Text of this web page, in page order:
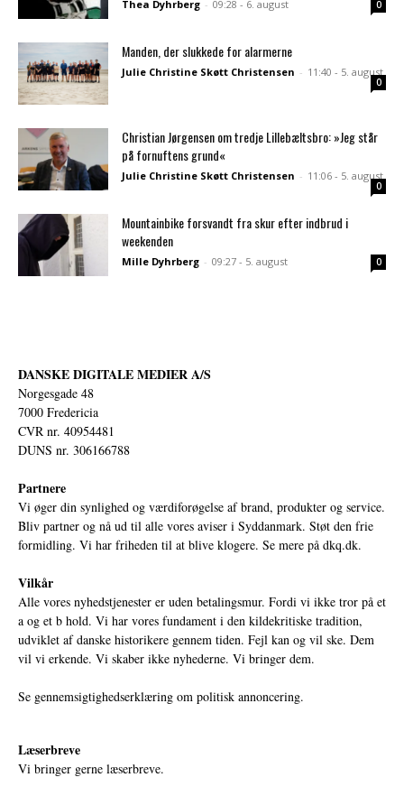
Thea Dyhrberg - 09:28 - 6. august 0
Manden, der slukkede for alarmerne
Julie Christine Skøtt Christensen - 11:40 - 5. august
0
Christian Jørgensen om tredje Lillebæltsbro: »Jeg står
på fornuftens grund«
Julie Christine Skøtt Christensen - 11:06 - 5. august
0
Mountainbike forsvandt fra skur efter indbrud i
weekenden
Mille Dyhrberg - 09:27 - 5. august 0
DANSKE DIGITALE MEDIER A/S
Norgesgade 48
7000 Fredericia
CVR nr. 40954481
DUNS nr. 306166788
Partnere
Vi øger din synlighed og værdiforøgelse af brand, produkter og service.
Bliv partner og nå ud til alle vores aviser i Syddanmark. Støt den frie
formidling. Vi har friheden til at blive klogere. Se mere på dkq.dk.
Vilkår
Alle vores nyhedstjenester er uden betalingsmur. Fordi vi ikke tror på et
a og et b hold. Vi har vores fundament i den kildekritiske tradition,
udviklet af danske historikere gennem tiden. Fejl kan og vil ske. Dem
vil vi erkende. Vi skaber ikke nyhederne. Vi bringer dem.
Se gennemsigtighedserklæring om politisk annoncering.
Læserbreve
Vi bringer gerne læserbreve.